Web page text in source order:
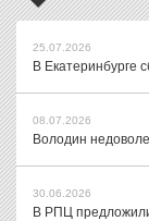
25.07.2026
В Екатеринбурге
08.07.2026
Володин
30.06.2026
В РПЦ